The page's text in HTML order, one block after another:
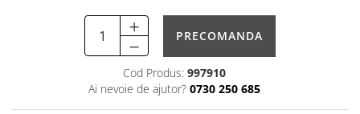
PRECOMANDA
Cod Produs: 997910
Ai nevoie de ajutor? 0730 250 685